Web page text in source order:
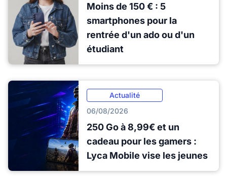
Moins de 150 € : 5
smartphones pour la
rentrée d'un ado ou d'un
étudiant
Actualité
06/08/2026
250 Go à 8,99€ et un
cadeau pour les gamers :
Lyca Mobile vise les jeunes